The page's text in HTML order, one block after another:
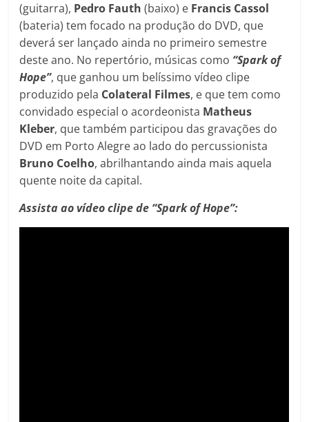
(guitarra), Pedro Fauth (baixo) e Francis Cassol
(bateria) tem focado na produção do DVD, que
deverá ser lançado ainda no primeiro semestre
deste ano. No repertório, músicas como “Spark of
Hope”, que ganhou um belíssimo vídeo clipe
produzido pela Colateral Filmes, e que tem como
convidado especial o acordeonista Matheus
Kleber, que também participou das gravações do
DVD em Porto Alegre ao lado do percussionista
Bruno Coelho, abrilhantando ainda mais aquela
quente noite da capital.
Assista ao vídeo clipe de “Spark of Hope”: